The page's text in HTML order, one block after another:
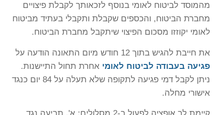
מהמוסד לביטוח לאומי בנוסף לזכאותך לקבלת פיצויים
מחברת הביטוח, והכספים שקבלת ותקבלי בעתיד מביטוח
לאומי יקוזזו מסכום הפיצוי שיתקבל מחברת הביטוח.
את חייבת להגיש בתוך 12 חודש מיום התאונה הודעה על
פגיעה בעבודה לביטוח לאומי אחרת תחול התיישנות.
ניתן לקבל דמי פגיעה לתקופה שלא תעלה על 84 יום כנגד
אישורי מחלה.